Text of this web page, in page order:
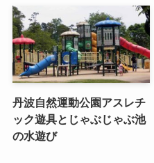
丹波自然運動公園アスレチ
ック遊具とじゃぶじゃぶ池
の水遊び